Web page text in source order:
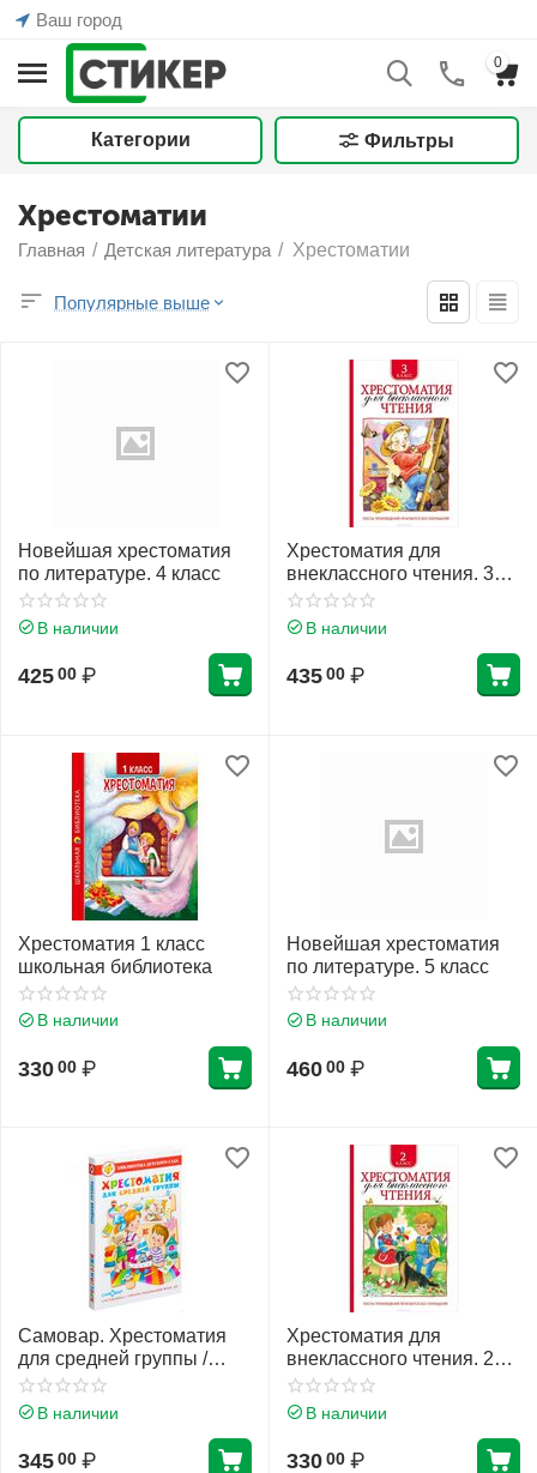
Ваш город
0
Категории Фильтры
Хрестоматии
Главная / Детская литература / Хрестоматии
Популярные выше
Новейшая хрестоматия
по литературе. 4 класс
В наличии
425 00 ₽
Хрестоматия для
внеклассного чтения. 3
класс
В наличии
435 00 ₽
Хрестоматия 1 класс
школьная библиотека
В наличии
330 00 ₽
Новейшая хрестоматия
по литературе. 5 класс
В наличии
460 00 ₽
Самовар. Хрестоматия
для средней группы /
БДС/
В наличии
345 00 ₽
Хрестоматия для
внеклассного чтения. 2
класс
В наличии
330 00 ₽